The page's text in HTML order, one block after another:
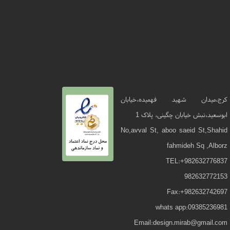
کرج،میدان شهید فهمیده،خیابان
ابوسعید،نبش خیابان چگینی، پلاک 1
No,avval St, aboo saeid St,Shahid
fahmideh Sq ,Alborz
TEL:+982632776837
982632772153
Fax:+982632742697
whats app:09385236981
Email:design.mirab@gmail.com